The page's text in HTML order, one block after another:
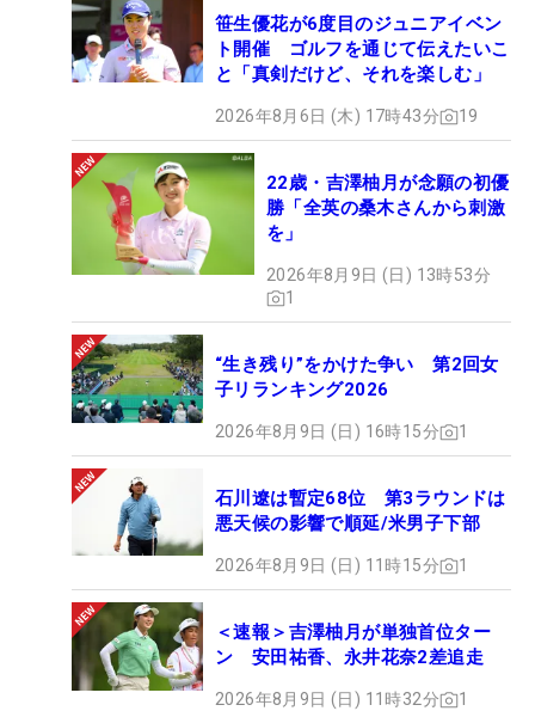
笹生優花が6度目のジュニアイベン
ト開催 ゴルフを通じて伝えたいこ
と「真剣だけど、それを楽しむ」
2026年8月6日 (木) 17時43分 19
22歳・吉澤柚月が念願の初優
勝「全英の桑木さんから刺激
を」
2026年8月9日 (日) 13時53分
1
“生き残り”をかけた争い 第2回女
子リランキング2026
2026年8月9日 (日) 16時15分 1
石川遼は暫定68位 第3ラウンドは
悪天候の影響で順延/米男子下部
2026年8月9日 (日) 11時15分 1
＜速報＞吉澤柚月が単独首位ター
ン 安田祐香、永井花奈2差追走
2026年8月9日 (日) 11時32分 1